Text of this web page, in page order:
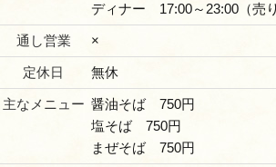
ディナー 17:00～23:00（売
通し営業 ×
定休日 無休
主なメニュー 醤油そば 750円
塩そば 750円
まぜそば 750円